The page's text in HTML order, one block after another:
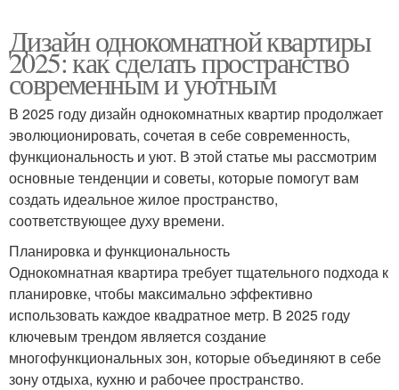
Дизайн однокомнатной квартиры
2025: как сделать пространство
современным и уютным
В 2025 году дизайн однокомнатных квартир продолжает
эволюционировать, сочетая в себе современность,
функциональность и уют. В этой статье мы рассмотрим
основные тенденции и советы, которые помогут вам
создать идеальное жилое пространство,
соответствующее духу времени.
Планировка и функциональность
Однокомнатная квартира требует тщательного подхода к
планировке, чтобы максимально эффективно
использовать каждое квадратное метр. В 2025 году
ключевым трендом является создание
многофункциональных зон, которые объединяют в себе
зону отдыха, кухню и рабочее пространство.